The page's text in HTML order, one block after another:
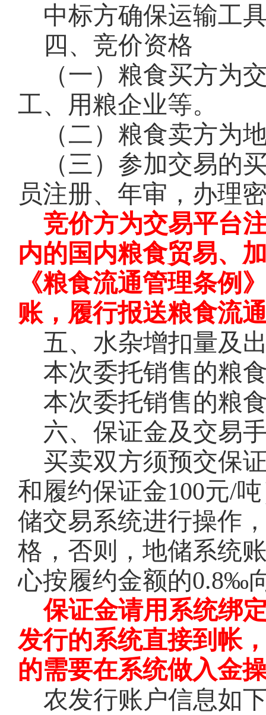
中标方确保运输工
四、竞价资格
（一）粮食买方为
工、用粮企业等。
（二）粮食卖方为
（三）参加交易的
员注册、年审，办理
竞价方为交易平台
内的国内粮食贸易、
《粮食流通管理条例
账，履行报送粮食流
五、水杂增扣量及
本次委托销售的粮
本次委托销售的粮
六、保证金及交易
买卖双方须预交保
和履约保证金100元/
储交易系统进行操作
格，否则，地储系统
心按履约金额的0.8‰
保证金请用系统绑
发行的系统直接到帐
的需要在系统做入金
农发行账户信息如